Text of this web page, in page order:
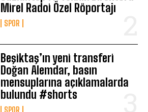
Mirel Radoi Özel Röportajı
SPOR
Beşiktaş’ın yeni transferi
Doğan Alemdar, basın
mensuplarına açıklamalarda
bulundu #shorts
SPOR